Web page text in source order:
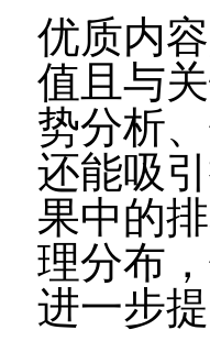
优质内
值且与
势分析
还能吸
果中的
理分布
进一步